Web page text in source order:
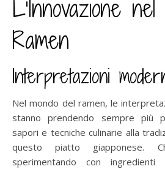
L’Innovazione
Ramen
Interpretazioni
Nel mondo del ramen, le
stanno prendendo sempre più
sapori e tecniche culinarie alla
questo piatto giapponese.
sperimentando con ingredienti